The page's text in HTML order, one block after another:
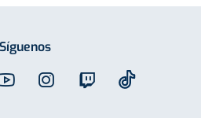
Síguenos